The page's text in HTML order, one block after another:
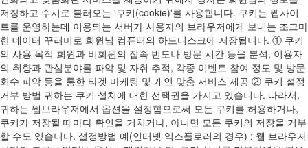
저장하고 수시로 불러오는 '쿠키(cookie)'를 사용합니다. 쿠키는 웹사이
트를 운영하는데 이용되는 서버가 사용자의 브라우저에게 보내는 조그마
한 데이터 꾸러미로 회원님 컴퓨터의 하드디스크에 저장됩니다. ① 쿠키
의 사용 목적 회원과 비회원의 접속 빈도나 방문 시간 등을 분석, 이용자
의 취향과 관심분야를 파악 및 자취 추적, 각종 이벤트 참여 정도 및 방문
회수 파악 등을 통한 타겟 마케팅 및 개인 맞춤 서비스 제공 ② 쿠키 설정
거부 방법 귀하는 쿠키 설치에 대한 선택권을 가지고 있습니다. 따라서,
귀하는 웹브라우저에서 옵션을 설정함으로써 모든 쿠키를 허용하거나,
쿠키가 저장될 때마다 확인을 거치거나, 아니면 모든 쿠키의 저장을 거부
할 수도 있습니다. 설정방법 예(인터넷 익스플로러의 경우) : 웹 브라우저